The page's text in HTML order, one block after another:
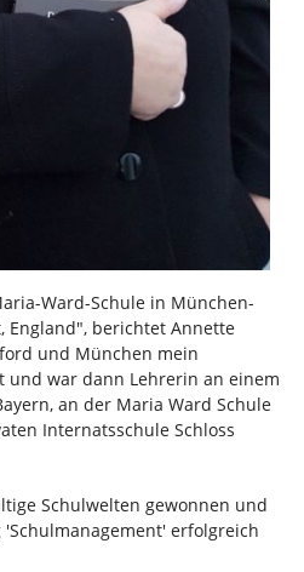
Ward-Schule in München-
England", berichtet Annette
und München mein
und war dann Lehrerin an einem
an der Maria Ward Schule
Internatsschule Schloss
Schulwelten gewonnen und
erfolgreich